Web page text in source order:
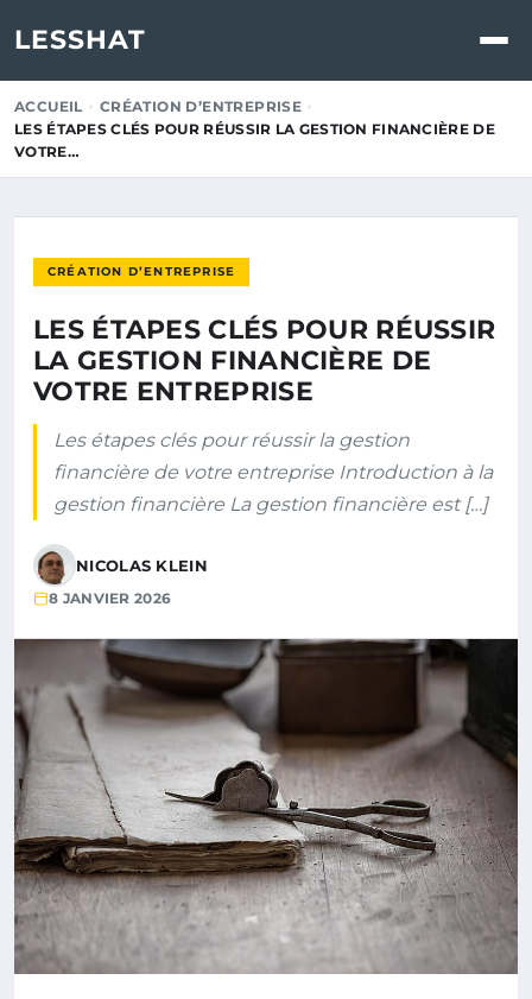
LESSHAT
ACCUEIL
CRÉATION D’ENTREPRISE
LES ÉTAPES CLÉS POUR RÉUSSIR LA GESTION FINANCIÈRE DE
VOTRE…
CRÉATION D’ENTREPRISE
LES ÉTAPES CLÉS POUR RÉUSSIR
LA GESTION FINANCIÈRE DE
VOTRE ENTREPRISE
Les étapes clés pour réussir la gestion
financière de votre entreprise Introduction à la
gestion financière La gestion financière est […]
NICOLAS KLEIN
8 JANVIER 2026